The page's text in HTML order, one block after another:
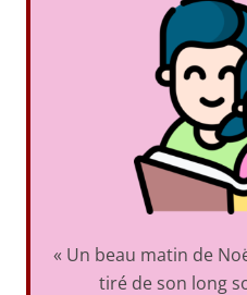
« Un beau matin de
tiré de son long